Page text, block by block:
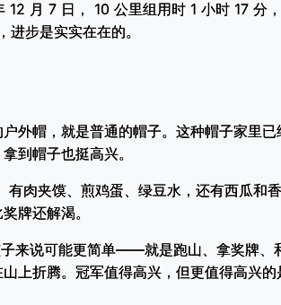
月 7 日， 10 公里组用时 1 小时 17 分
步是实实在在的。
外帽，就是普通的帽子。这种帽子家里
到帽子也挺高兴。
肉夹馍、煎鸡蛋、绿豆水，还有西瓜和
牌还解渴。
来说可能更简单——就是跑山、拿奖牌、
上折腾。冠军值得高兴，但更值得高兴的